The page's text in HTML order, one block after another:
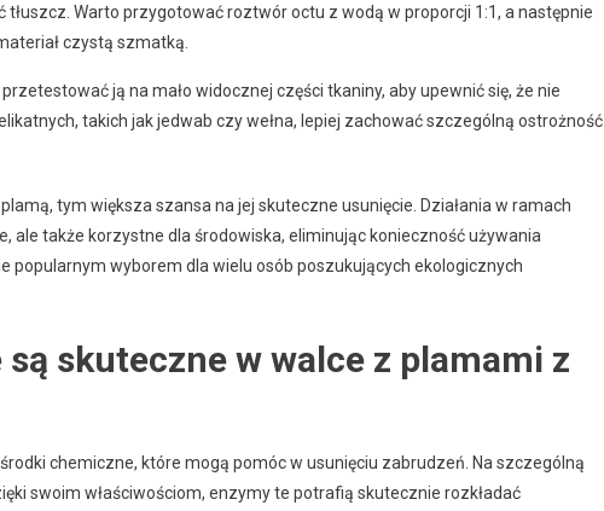
Warto przygotować roztwór octu z wodą w proporcji 1:1, a następnie
czystą szmatką.
ją na mało widocznej części tkaniny, aby upewnić się, że nie
takich jak jedwab czy wełna, lepiej zachować szczególną ostrożność
tym większa szansa na jej skuteczne usunięcie. Działania w ramach
ale także korzystne dla środowiska, eliminując konieczność używania
popularnym wyborem dla wielu osób poszukujących ekologicznych
skuteczne w walce z plamami z
chemiczne, które mogą pomóc w usunięciu zabrudzeń. Na szczególną
swoim właściwościom, enzymy te potrafią skutecznie rozkładać